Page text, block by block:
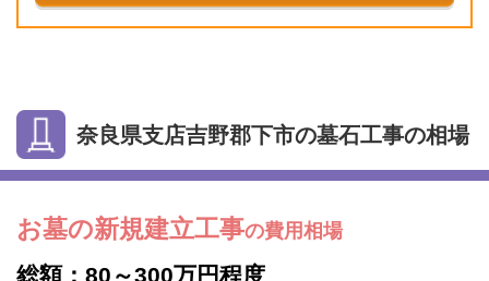
奈良県支店吉野郡下市の墓石工事の相場
お墓の新規建立工事の費用相場
総額：80～300万円程度